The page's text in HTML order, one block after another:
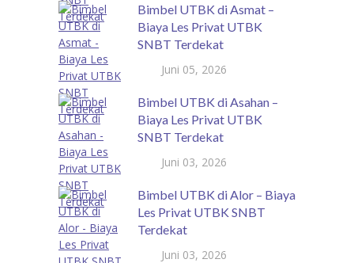
Bimbel UTBK di Asmat –
Biaya Les Privat UTBK
SNBT Terdekat
Juni 05, 2026
Bimbel UTBK di Asahan –
Biaya Les Privat UTBK
SNBT Terdekat
Juni 03, 2026
Bimbel UTBK di Alor – Biaya
Les Privat UTBK SNBT
Terdekat
Juni 03, 2026